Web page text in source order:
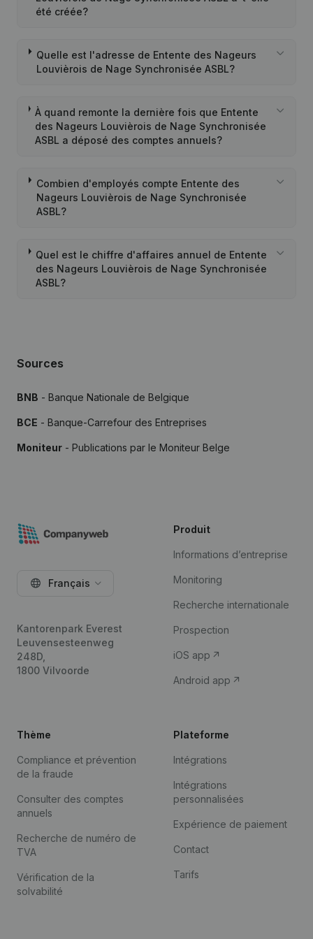
été créée?
Quelle est l'adresse de Entente des Nageurs
Louvièrois de Nage Synchronisée ASBL?
À quand remonte la dernière fois que Entente
des Nageurs Louvièrois de Nage Synchronisée
ASBL a déposé des comptes annuels?
Combien d'employés compte Entente des
Nageurs Louvièrois de Nage Synchronisée
ASBL?
Quel est le chiffre d'affaires annuel de Entente
des Nageurs Louvièrois de Nage Synchronisée
ASBL?
Sources
BNB - Banque Nationale de Belgique
BCE - Banque-Carrefour des Entreprises
Moniteur - Publications par le Moniteur Belge
Français
Kantorenpark Everest
Leuvensesteenweg
248D,
1800 Vilvoorde
Produit
Informations d’entreprise
Monitoring
Recherche internationale
Prospection
iOS app
Android app
Thème
Compliance et prévention
de la fraude
Consulter des comptes
annuels
Recherche de numéro de
TVA
Vérification de la
solvabilité
Plateforme
Intégrations
Intégrations
personnalisées
Expérience de paiement
Contact
Tarifs